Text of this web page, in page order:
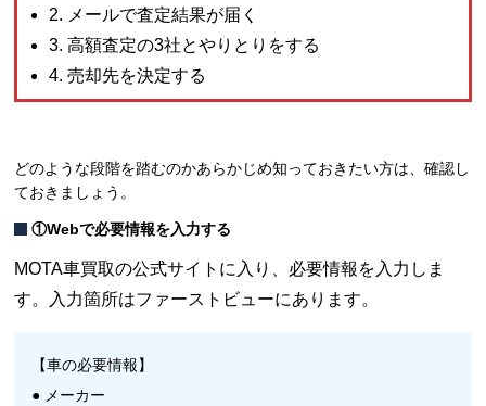
2. メールで査定結果が届く
3. 高額査定の3社とやりとりをする
4. 売却先を決定する
どのような段階を踏むのかあらかじめ知っておきたい方は、確認し
ておきましょう。
①Webで必要情報を入力する
MOTA車買取の公式サイトに入り、必要情報を入力しま
す。入力箇所はファーストビューにあります。
【車の必要情報】
● メーカー